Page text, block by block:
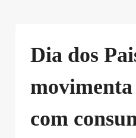
Dia dos
com